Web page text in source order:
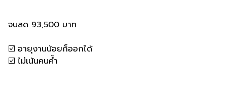
จบสด 93,500 บาท
☑️ อายุงานน้อยก็ออกได้
☑️ ไม่เน้นคนค้ำ